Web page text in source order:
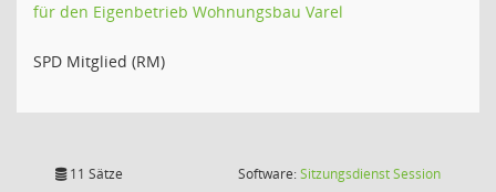
für den Eigenbetrieb Wohnungsbau Varel
SPD Mitglied (RM)
11 Sätze Software:SitzungsdienstSession(Wird in